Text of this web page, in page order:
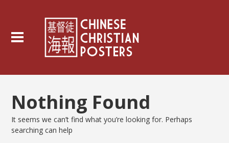
Nothing Found
It seems we can’t find what you’re looking for. Perhaps
searching can help